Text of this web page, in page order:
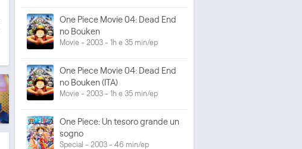
One Piece Movie 04: Dead End
no Bouken
Movie - 2003 - 1h e 35 min/ep
One Piece Movie 04: Dead End
no Bouken (ITA)
Movie - 2003 - 1h e 35 min/ep
One Piece: Un tesoro grande un
sogno
Special - 2003 - 46 min/ep